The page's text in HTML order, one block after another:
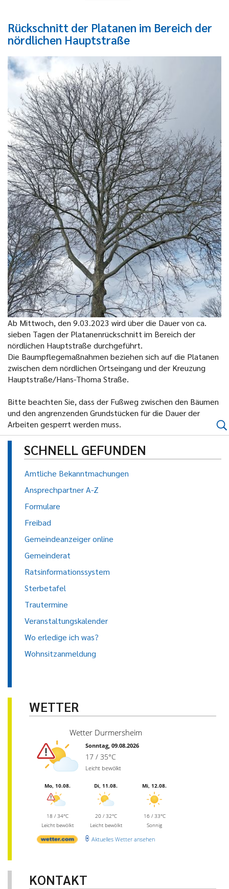
Rückschnitt der Platanen im Bereich der
nördlichen Hauptstraße
Ab Mittwoch, den 9.03.2023 wird über die Dauer von ca.
sieben Tagen der Platanenrückschnitt im Bereich der
nördlichen Hauptstraße durchgeführt.
Die Baumpflegemaßnahmen beziehen sich auf die Platanen
zwischen dem nördlichen Ortseingang und der Kreuzung
Hauptstraße/Hans-Thoma Straße.
Bitte beachten Sie, dass der Fußweg zwischen den Bäumen
und den angrenzenden Grundstücken für die Dauer der
Arbeiten gesperrt werden muss.
SCHNELL GEFUNDEN
Amtliche Bekanntmachungen
Ansprechpartner A-Z
Formulare
Freibad
Gemeindeanzeiger online
Gemeinderat
Ratsinformationssystem
Sterbetafel
Trautermine
Veranstaltungskalender
Wo erledige ich was?
Wohnsitzanmeldung
WETTER
Wetter Durmersheim
Sonntag, 09.08.2026
17 / 35°C
Leicht bewölkt
Mo, 10.08.
18 / 34°C
Leicht bewölkt
Di, 11.08.
20 / 32°C
Leicht bewölkt
Mi, 12.08.
16 / 33°C
Sonnig
Aktuelles Wetter ansehen
KONTAKT